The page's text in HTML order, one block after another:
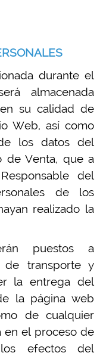
durante el
almacenada
su calidad de
Web, así como
los datos del
de Venta, que a
del
de los
realizado la
puestos a
de transporte y
la entrega del
la página web
de cualquier
en el proceso de
efectos del